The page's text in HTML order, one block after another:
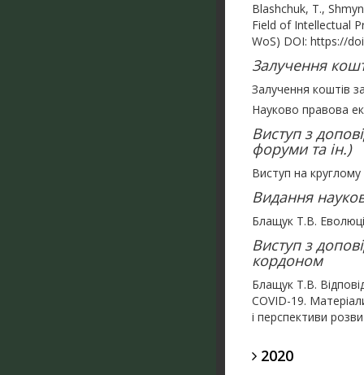
Blashchuk, T.,
Field of Intellectual
WoS) DOI: https://
Залучення
Залучення коштів
Науково правова
Виступ з
форуми та ін.)
Виступ на
Видання
Блащук Т.В.
Виступ з
кордоном
Блащук Т.В.
COVID-19.
і перспективи
2020